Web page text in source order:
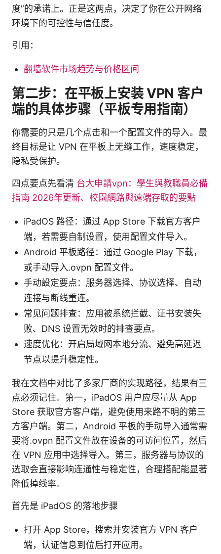
度”的承诺上。正是这两点，决定了你在公开网络
环境下的可控性与信任度。
引用：
翻墙软件市场趋势与价格区间
第二步：在平板上安装 VPN 客户
端的具体步骤（平板专用指南）
你需要的只是几个点击和一个配置文件的导入。最
终目标是让 VPN 在平板上无缝工作，速度稳定，
隐私受保护。
四点要点先看清 台大申請vpn：學生與教職員必備
指南 2026年更新、校園網路與遠端存取的要點
iPadOS 路径：通过 App Store 下载官方客户
端，若需要自制设置，使用配置文件导入。
Android 平板路径：通过 Google Play 下载，
或手动导入.ovpn 配置文件。
手动設定要点：服务器选择、协议选择、自动
连接与断线重连。
常见问题排查：应用被系统拦截、证书安装失
败、DNS 设置无效时的排查要点。
速度优化：开启局域网本地分流、避免高延迟
节点以提升稳定性。
我在文档中对比了多家厂商的实现路径，结果有三
点必须记住。第一，iPadOS 用户应尽量从 App
Store 获取官方客户端，避免使用来路不明的第三
方客户端。第二，Android 平板的手动导入通常需
要将.ovpn 配置文件放在设备的可访问位置，然后
在 VPN 应用中选择导入。第三，服务器与协议的
选取会直接影响连通性与稳定性，合理搭配能显著
降低掉线率。
首先是 iPadOS 的落地步骤
打开 App Store，搜索并安装官方 VPN 客户
端，认证信息到位后打开应用。